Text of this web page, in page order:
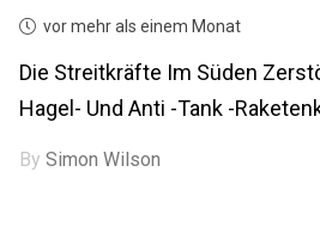
vor mehr als einem Monat
Die Streitkräfte Im Süden
Hagel- Und Anti -Tank -
BySimon Wilson